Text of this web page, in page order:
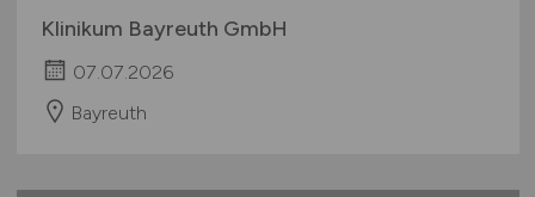
Klinikum Bayreuth GmbH
07.07.2026
Bayreuth